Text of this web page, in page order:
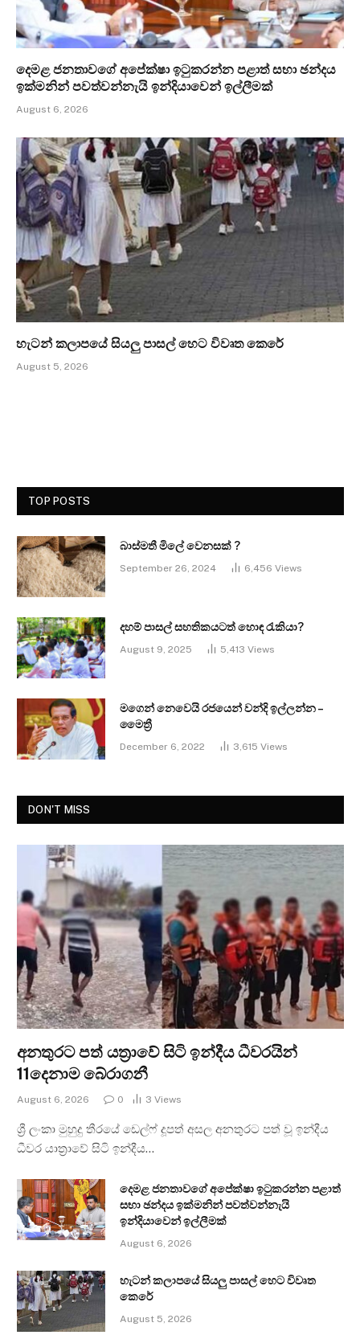
දෙමළ ජනතාවගේ අපේක්ෂා ඉටුකරන්න පළාත් සභා ඡන්දය
ඉක්මනින් පවත්වන්නැයි ඉන්දියාවෙන් ඉල්ලීමක්
August 6, 2026
හැටන් කලාපයේ සියලු පාසල් හෙට විවෘත කෙරේ
August 5, 2026
TOP POSTS
බාස්මතී මිලේ වෙනසක් ?
September 26, 2024 6,456 Views
දහම් පාසල් සහතිකයටත් හොඳ රැකියා?
August 9, 2025 5,413 Views
මගෙන් නෙවෙයි රජයෙන් වන්දි ඉල්ලන්න –
මෛත්‍රී
December 6, 2022 3,615 Views
DON'T MISS
අනතුරට පත් යත්‍රාවේ සිටි ඉන්දීය ධීවරයින්
11දෙනාම බේරාගනී
August 6, 2026 0 3 Views
ශ්‍රී ලංකා මුහුදු තීරයේ ඩෙල්ෆ් දූපත් අසල අනතුරට පත් වූ ඉන්දීය
ධීවර යාත්‍රාවේ සිටි ඉන්දීය…
දෙමළ ජනතාවගේ අපේක්ෂා ඉටුකරන්න පළාත්
සභා ඡන්දය ඉක්මනින් පවත්වන්නැයි
ඉන්දියාවෙන් ඉල්ලීමක්
August 6, 2026
හැටන් කලාපයේ සියලු පාසල් හෙට විවෘත
කෙරේ
August 5, 2026